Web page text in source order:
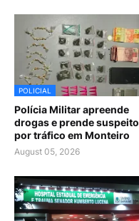
POLICIAL
Polícia Militar apreende
drogas e prende suspeito
por tráfico em Monteiro
August 05, 2026